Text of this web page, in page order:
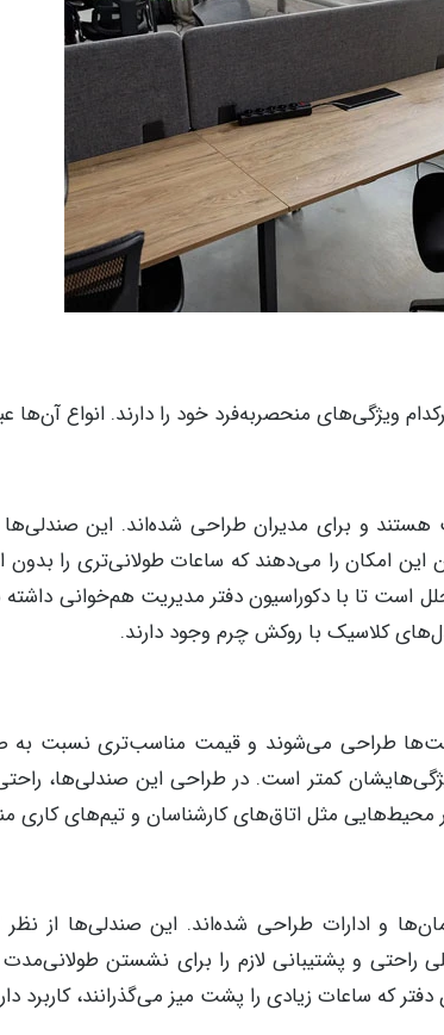
ویژگی‌های منحصربه‌فرد خود را دارند. انواع آن‌ها
و برای مدیران طراحی شده‌اند. این صندلی‌ها
این امکان را می‌دهند که ساعات طولانی‌تری را
تا با دکوراسیون دفتر مدیریت هم‌خوانی داشته
کلاسیک با روکش چرم وجود دارند.
شرکت‌ها طراحی می‌شوند و قیمت مناسب‌تری نسبت
کمتر است. در طراحی این صندلی‌ها،
محیط‌هایی مثل اتاق‌های کارشناسان و تیم‌های کاری
و ادارات طراحی شده‌اند. این صندلی‌ها از
راحتی و پشتیبانی لازم را برای نشستن
که ساعات زیادی را پشت میز می‌گذرانند، کاربرد